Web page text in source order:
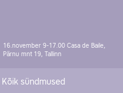
16.november 9-17.00 Casa de Baile,
Pärnu mnt 19, Tallinn
Kõik sündmused